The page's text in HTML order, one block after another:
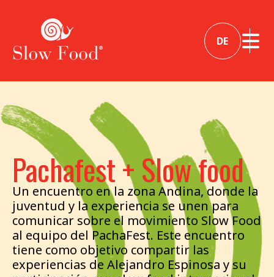
DE
Pachafest + Slow food
Un encuentro en la zona Andina, donde la
juventud y la experiencia se unen para
comunicar sobre el movimiento Slow Food
al equipo del PachaFest. Este encuentro
tiene como objetivo compartir las
experiencias de Alejandro Espinosa y su